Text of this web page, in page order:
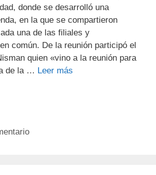
donde se desarrolló una
en la que se compartieron
una de las filiales y
común. De la reunión participó el
quien «vino a la reunión para
de la … Leer más